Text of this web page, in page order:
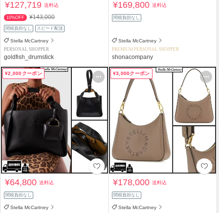
¥127,719送料込
10%OFF ¥143,000
関税負担なし スピード配送
Stella McCartney
PERSONAL SHOPPER
goldfish_drumstick
¥169,800送料込
関税負担なし
Stella McCartney
PREMIUM PERSONAL SHOPPER
shonacompany
¥2,000クーポン
¥64,800送料込
関税負担なし
Stella McCartney
¥3,000クーポン
¥178,000送料込
関税負担なし
Stella McCartney